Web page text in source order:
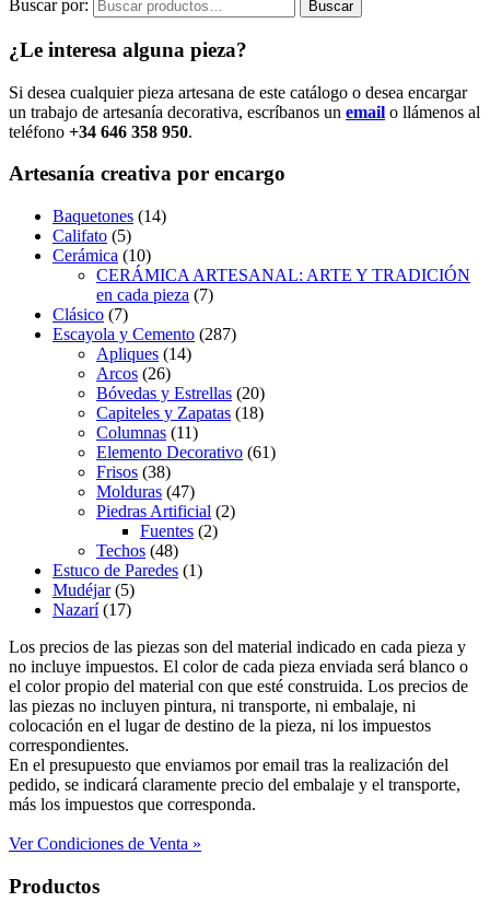
Buscar por: Buscar
¿Le interesa alguna pieza?
Si desea cualquier pieza artesana de este catálogo o desea encargar
un trabajo de artesanía decorativa, escríbanos un email o llámenos al
teléfono +34 646 358 950.
Artesanía creativa por encargo
Baquetones (14)
Califato (5)
Cerámica (10)
CERÁMICA ARTESANAL: ARTE Y TRADICIÓN
en cada pieza (7)
Clásico (7)
Escayola y Cemento (287)
Apliques (14)
Arcos (26)
Bóvedas y Estrellas (20)
Capiteles y Zapatas (18)
Columnas (11)
Elemento Decorativo (61)
Frisos (38)
Molduras (47)
Piedras Artificial (2)
Fuentes (2)
Techos (48)
Estuco de Paredes (1)
Mudéjar (5)
Nazarí (17)
Los precios de las piezas son del material indicado en cada pieza y
no incluye impuestos. El color de cada pieza enviada será blanco o
el color propio del material con que esté construida. Los precios de
las piezas no incluyen pintura, ni transporte, ni embalaje, ni
colocación en el lugar de destino de la pieza, ni los impuestos
correspondientes.
En el presupuesto que enviamos por email tras la realización del
pedido, se indicará claramente precio del embalaje y el transporte,
más los impuestos que corresponda.
Ver Condiciones de Venta »
Productos